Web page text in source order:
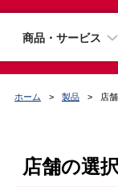
商品・サービス
ホーム 製品 店
店舗の選択